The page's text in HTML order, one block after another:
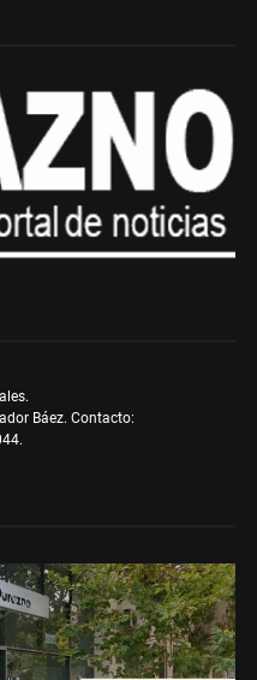
Báez. Contacto: